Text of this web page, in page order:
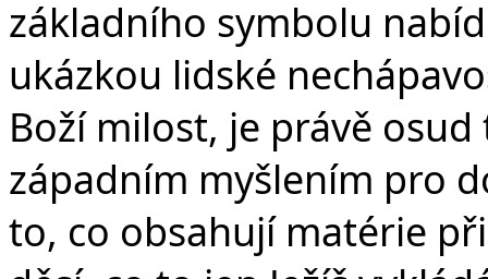
základního symbolu
ukázkou lidské
Boží milost, je právě
západním myšlením pro
to, co obsahují matérie